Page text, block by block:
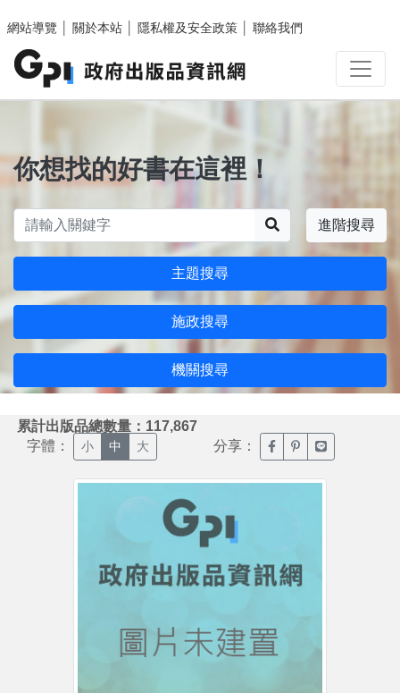
網站導覽
關於本站 隱私權及安全政策 聯絡我們
你想找的好書在這裡！
進階搜尋
主題搜尋
施政搜尋
機關搜尋
累計出版品總數量：117,867
字體： 小 中 大 分享： 臉書分享(另開新視窗)
噗浪分享(另開新
Line分享(另